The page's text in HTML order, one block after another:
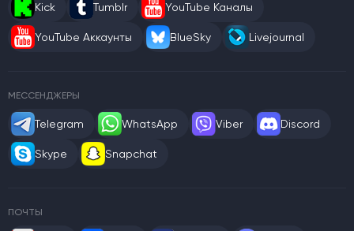
Kick Tumblr YouTube Каналы
YouTube Аккаунты BlueSky Livejournal
МЕССЕНДЖЕРЫ
Telegram WhatsApp Viber Discord
Skype Snapchat
ПОЧТЫ